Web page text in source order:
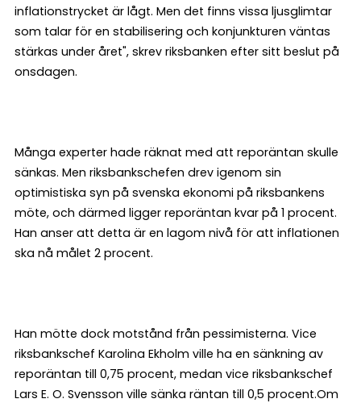
inflationstrycket är lågt. Men det finns vissa ljusglimtar
som talar för en stabilisering och konjunkturen väntas
stärkas under året", skrev riksbanken efter sitt beslut på
onsdagen.
Många experter hade räknat med att reporäntan skulle
sänkas. Men riksbankschefen drev igenom sin
optimistiska syn på svenska ekonomi på riksbankens
möte, och därmed ligger reporäntan kvar på 1 procent.
Han anser att detta är en lagom nivå för att inflationen
ska nå målet 2 procent.
Han mötte dock motstånd från pessimisterna. Vice
riksbankschef Karolina Ekholm ville ha en sänkning av
reporäntan till 0,75 procent, medan vice riksbankschef
Lars E. O. Svensson ville sänka räntan till 0,5 procent.Om